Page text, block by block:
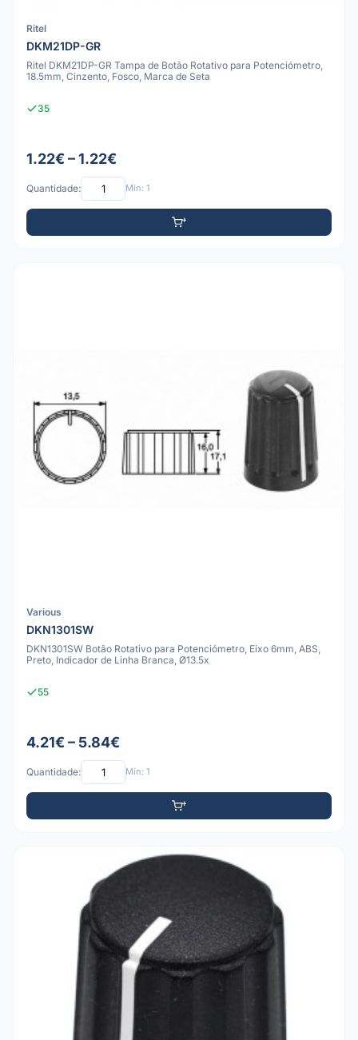
Ritel
DKM21DP-GR
Ritel DKM21DP-GR Tampa de Botão Rotativo para Potenciómetro,
18.5mm, Cinzento, Fosco, Marca de Seta
35
1.22€ – 1.22€
Quantidade: Mín: 1
Various
DKN1301SW
DKN1301SW Botão Rotativo para Potenciómetro, Eixo 6mm, ABS,
Preto, Indicador de Linha Branca, Ø13.5x
55
4.21€ – 5.84€
Quantidade: Mín: 1